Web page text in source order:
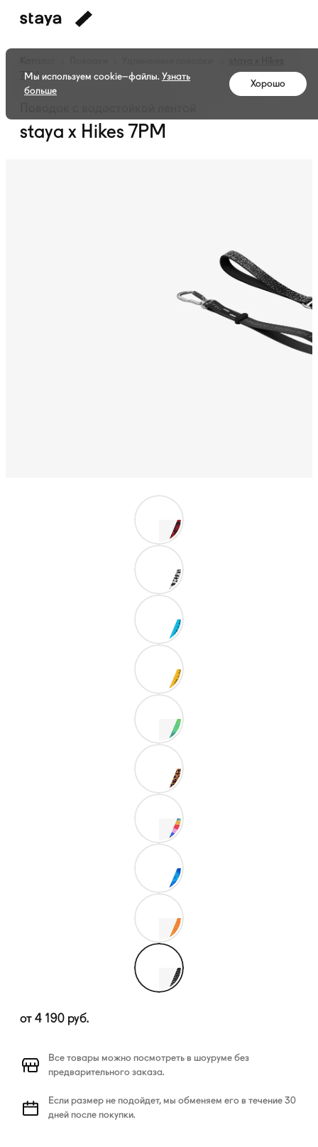
7PM
staya x Hikes 7PM
от 4 190 руб.
Все товары можно посмотреть в шоуруме без
предварительного заказа.
Если размер не подойдет, мы обменяем его в течение 30
дней после покупки.
Мы используем cookie–файлы. Узнать
больше
Хорошо